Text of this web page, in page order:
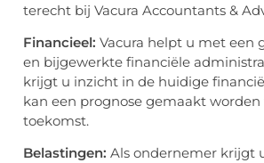
terecht bij Vacura Accountants &
Financieel: Vacura helpt u met een
en bijgewerkte financiële
krijgt u inzicht in de huidige
kan een prognose gemaakt worden
toekomst.
Belastingen: Als ondernemer krijgt